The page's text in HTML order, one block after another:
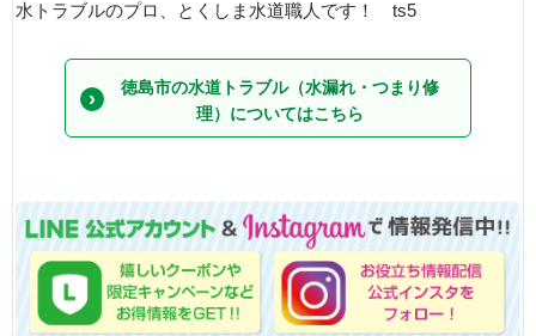
水トラブルのプロ、とくしま水道職人です！ ts5
徳島市の水道トラブル（水漏れ・つまり修
理）についてはこちら